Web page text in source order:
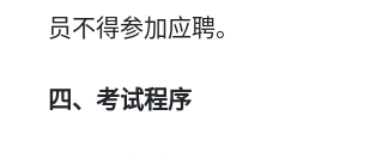
员不得参加应聘。
四、考试程序